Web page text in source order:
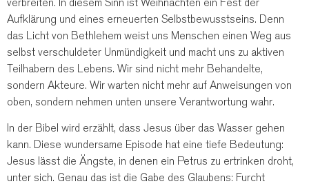
Aufklärung und eines erneuerten Selbstbewusstseins. Denn
das Licht von Bethlehem weist uns Menschen einen Weg aus
selbst verschuldeter Unmündigkeit und macht uns zu aktiven
Teilhabern des Lebens. Wir sind nicht mehr Behandelte,
sondern Akteure. Wir warten nicht mehr auf Anweisungen von
oben, sondern nehmen unten unsere Verantwortung wahr.
In der Bibel wird erzählt, dass Jesus über das Wasser gehen
kann. Diese wundersame Episode hat eine tiefe Bedeutung:
Jesus lässt die Ängste, in denen ein Petrus zu ertrinken droht,
unter sich. Genau das ist die Gabe des Glaubens: Furcht